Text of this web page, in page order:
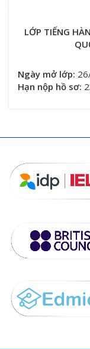
LỚP TIẾNG
Ngày mở lớp:
Hạn nộp hồ sơ: